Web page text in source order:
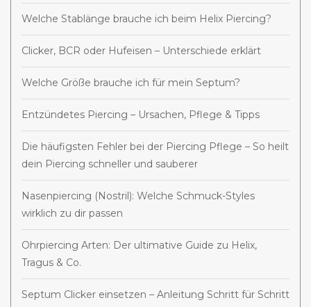
Welche Stablänge brauche ich beim Helix Piercing?
Clicker, BCR oder Hufeisen – Unterschiede erklärt
Welche Größe brauche ich für mein Septum?
Entzündetes Piercing – Ursachen, Pflege & Tipps
Die häufigsten Fehler bei der Piercing Pflege – So heilt
dein Piercing schneller und sauberer
Nasenpiercing (Nostril): Welche Schmuck-Styles
wirklich zu dir passen
Ohrpiercing Arten: Der ultimative Guide zu Helix,
Tragus & Co.
Septum Clicker einsetzen – Anleitung Schritt für Schritt